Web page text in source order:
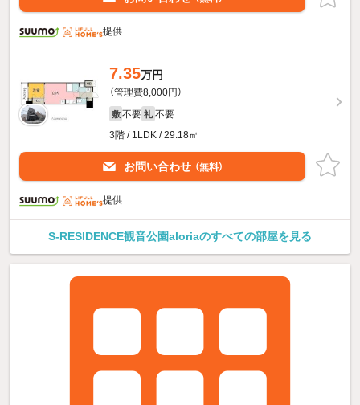
提供
7.35万円
（管理費8,000円）
敷 不要 礼 不要
3階 / 1LDK / 29.18㎡
お問い合わせ （無料）
提供
S-RESIDENCE観音公園aloriaのすべての部屋を見る